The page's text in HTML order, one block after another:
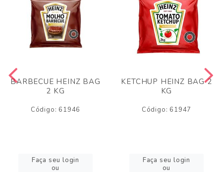
BARBECUE HEINZ BAG
2 KG
Código: 61946
Faça seu login
ou
KETCHUP HEINZ BAG 2
KG
Código: 61947
Faça seu login
ou